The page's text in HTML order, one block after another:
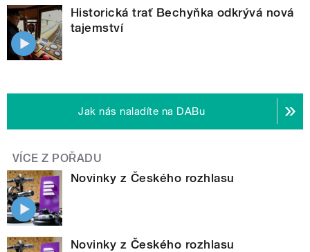
Historická trať Bechyňka odkrývá nová
tajemství
Jak nás naladíte na DABu
VÍCE Z POŘADU
Novinky z Českého rozhlasu
Novinky z Českého rozhlasu